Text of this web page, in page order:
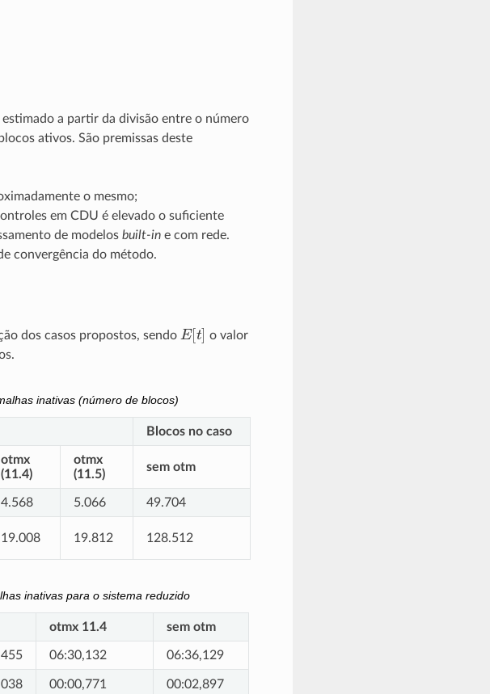
estimado a partir da divisão entre o número
ativos. São premissas deste
o mesmo;
em CDU é elevado o suficiente
de modelos built-ine com rede.
convergência do método.
dos casos propostos, sendo E[t ] o valor
inativas (número de blocos)
Blocos no caso
otmx
(11.4)
otmx
(11.5)
sem otm
4.568 5.066 49.704
19.008 19.812 128.512
inativas para o sistema reduzido
otmx 11.4 sem otm
06:30,132 06:36,129
00:00,771 00:02,897